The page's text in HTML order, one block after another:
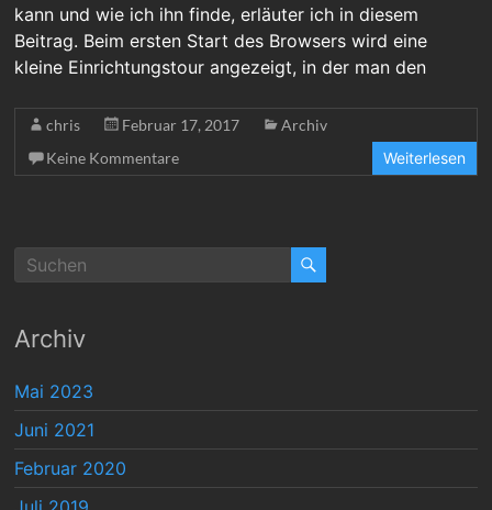
kann und wie ich ihn finde, erläuter ich in diesem
Beitrag. Beim ersten Start des Browsers wird eine
kleine Einrichtungstour angezeigt, in der man den
chris Februar 17, 2017
Archiv
Keine Kommentare
Weiterlesen
Archiv
Mai 2023
Juni 2021
Februar 2020